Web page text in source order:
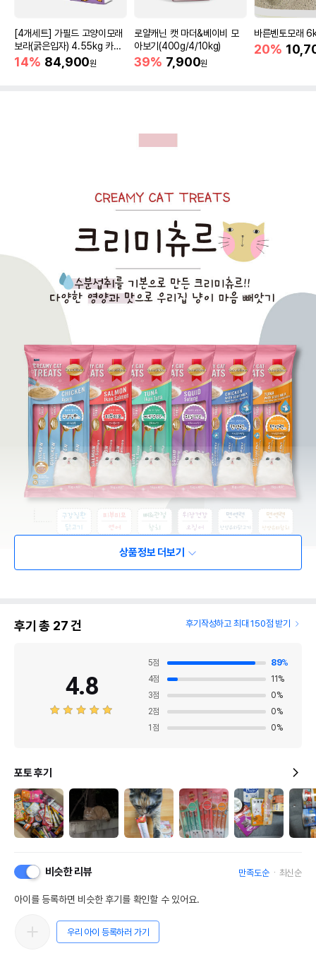
[4개세트] 가필드 고양이모래
보라(굵은입자) 4.55kg 카사
바모래
14% 84,900원
로얄캐닌 캣 마더&베이비 모
아보기(400g/4/10kg)
39% 7,900원
바른벤토모래
20%
상품정보 더보기
후기 총 27건 후기작성하고 최대 150점 받기
4.8
5점 89%
4점 11 %
3점 0%
2점 0%
1 점 0%
포토 후기
비슷한 리뷰 만족도순 최신순
아이를 등록하면 비슷한 후기를 확인할 수 있어요.
우리 아이 등록하러 가기